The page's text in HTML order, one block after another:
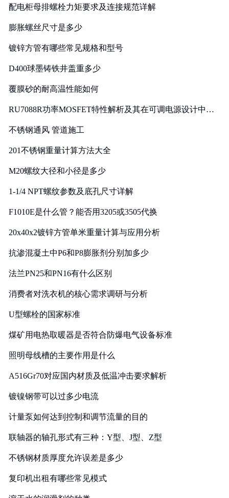
配电柜母排螺栓力矩要求及连接规范详解
膨胀螺丝尺寸是多少
镀锌方管有哪些常见规格和型号
D400球墨铸铁井盖重多少
覆膜砂的耐高温性能如何
RU7088R功率MOSFET特性解析及其在可调电源设计中的
不锈钢通风 管道施工
201不锈钢重量计算方法大全
M20螺纹大径和小径是多少
1-1/4 NPT螺纹参数及底孔尺寸详解
F1010E是什么管？能否用3205或3505代换
20x40x2镀锌方管单米重量计算与应用分析
抗渗混凝土中P6和P8膨胀剂分别加多少
法兰PN25和PN16有什么区别
消费者对洗衣机的核心需求调研与分析
U型螺栓的国家标准
煤矿用电热取暖器是否符合防爆电气设备标准
照明母线槽的主要作用是什么
A516Gr70对应国内材质及低温冲击要求解析
镀镍钢带可以过多少电流
计量泵如何达到控制和调节流量的目的
联轴器的轴孔形式有三种：Y型、J型、Z型
不锈钢材质厚度允许误差是多少
复印机出租有哪些常见模式